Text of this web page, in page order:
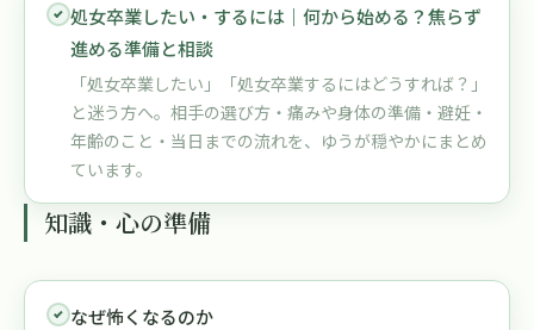
処女卒業したい・するには｜何から始める？焦らず
進める準備と相談
「処女卒業したい」「処女卒業するにはどうすれば？」
と迷う方へ。相手の選び方・痛みや身体の準備・避妊・
年齢のこと・当日までの流れを、ゆうが穏やかにまとめ
ています。
知識・心の準備
なぜ怖くなるのか